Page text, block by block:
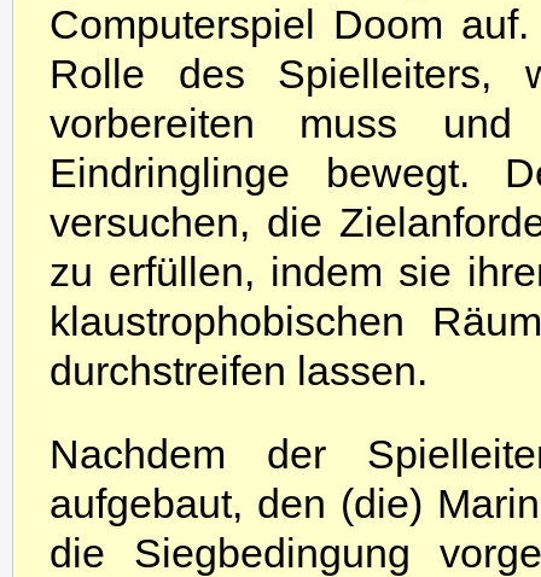
Computerspiel Doom
Rolle des Spielleiters,
vorbereiten muss
Eindringlinge bewegt.
versuchen, die
zu erfüllen, indem sie
klaustrophobischen
durchstreifen lassen.
Nachdem der
aufgebaut, den (die)
die Siegbedingung